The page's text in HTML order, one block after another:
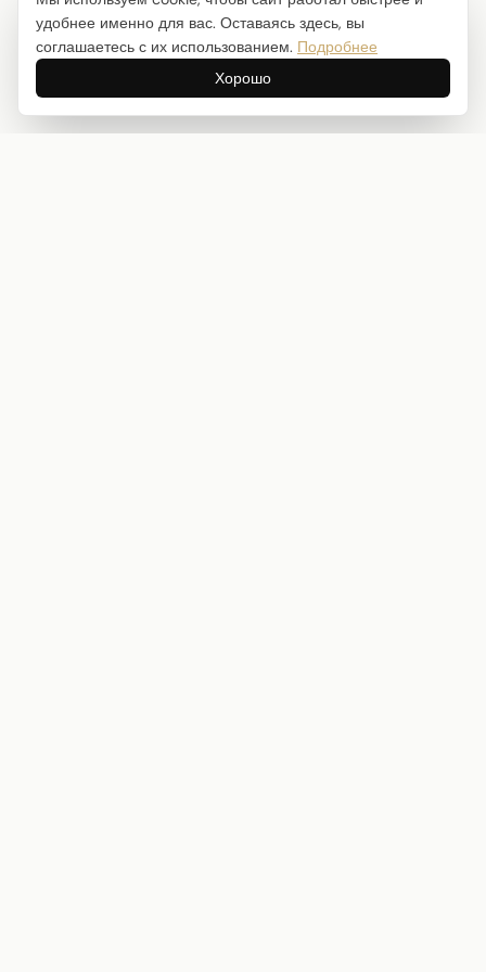
удобнее именно для вас. Оставаясь здесь, вы
соглашаетесь с их использованием. Подробнее
Хорошо